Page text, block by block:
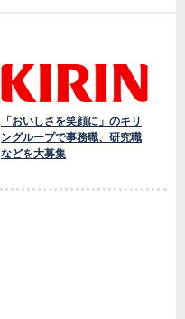
「おいしさを笑顔に」のキリ
ングループで事務職、研究職
などを大募集